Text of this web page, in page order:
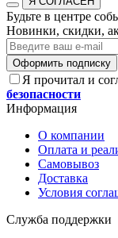
Будьте в центре
Новинки, скидки,
Оформить подписку
Я прочитал и
безопасности
Информация
О компании
Оплата и
Самовывоз
Доставка
Условия
Служба поддержки